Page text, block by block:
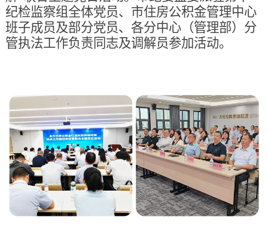
纪检监察组全体党员、市住房公积金管理中心
班子成员及部分党员、各分中心（管理部）分
管执法工作负责同志及调解员参加活动。